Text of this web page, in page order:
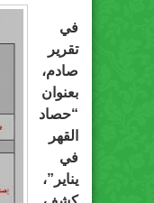
في
تقرير
صادم،
بعنوان
“حصاد
القهر
في
يناير”،